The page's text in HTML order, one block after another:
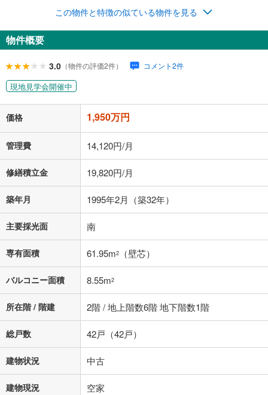
ナス時の増額分（1回分）を入力してください。
ボーナス払いの限度額は金融機関によって異なります。
閉じる
月々の返済額
ローン返済額 50,619円（頭金比率 0%）
「金利」については、ご利用を予定されている金融機関等にご確認の
上、ご自身での入力をお願いいたします。初期設定で自動入力されてい
済方法「元利均等返済」にて算出しております。入力された金利を35年
適用した場合の計算結果を表示しています。
その他月額費用や、初期費用がかかります。ご注意ください。実際にお
借り入れの際は各金融機関等に、必ずご自身でご確認をお願いいたしま
す。
条件によってお借り入れができないことがあります。
不動産会社に購入相談をする
閉じる
この物件と特徴の似ている物件を見る
物件概要
3.0 （物件の評価2件） コメント2件
現地見学会開催中
価格 1,950万円
管理費 14,120円/月
修繕積立金 19,820円/月
築年月 1995年2月（築32年）
主要採光面 南
専有面積 61.95m2 （壁芯）
バルコニー面積 8.55m2
所在階 / 階建 2階 / 地上階数6階 地下階数1階
総戸数 42戸（42戸）
建物状況 中古
建物現況 空家